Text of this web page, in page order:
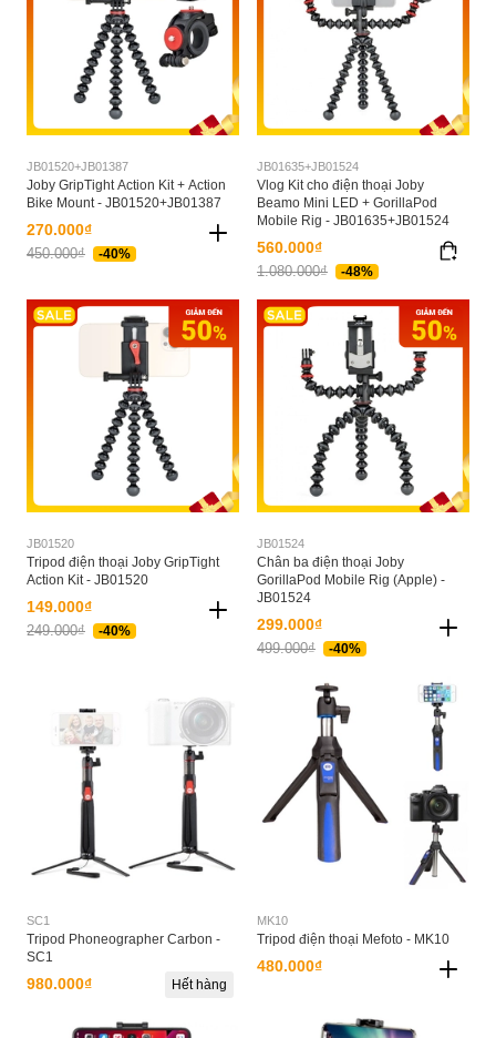
JB01520+JB01387
Joby GripTight Action Kit + Action
Bike Mount - JB01520+JB01387
270.000₫
450.000₫ -40%
JB01635+JB01524
Vlog Kit cho điện thoại Joby
Beamo Mini LED + GorillaPod
Mobile Rig - JB01635+JB01524
560.000₫
1.080.000₫ -48%
JB01520
Tripod điện thoại Joby GripTight
Action Kit - JB01520
149.000₫
249.000₫ -40%
JB01524
Chân ba điện thoại Joby
GorillaPod Mobile Rig (Apple) -
JB01524
299.000₫
499.000₫ -40%
SC1
Tripod Phoneographer Carbon -
SC1
980.000₫ Hết hàng
MK10
Tripod điện thoại Mefoto - MK10
480.000₫